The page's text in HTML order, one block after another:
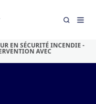
EN SÉCURITÉ INCENDIE -
AVEC